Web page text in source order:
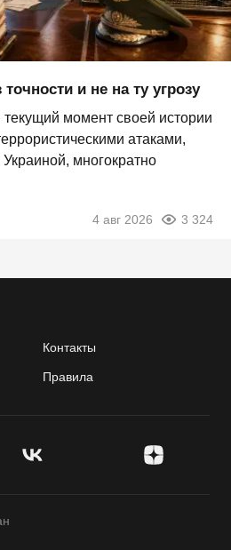
и не на ту угрозу
текущий момент своей истории
атаками,
многократно
4 авг 2026 3 324
Контакты
Правила